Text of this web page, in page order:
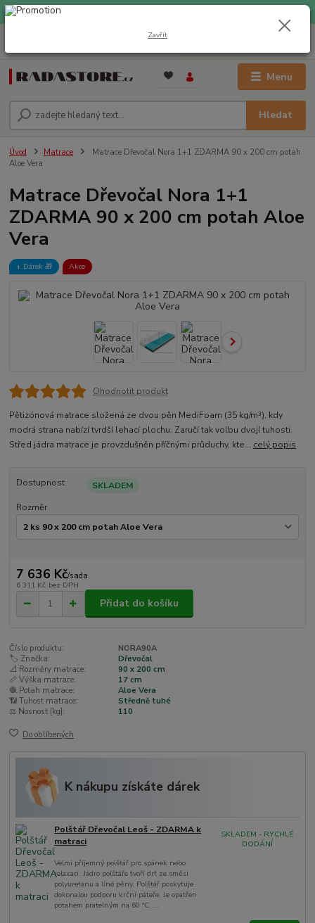
EXPRESNÍ DOPRAVA ZDARMA při nákupu nad 1000 Kč
Menu
Hledat
Úvod Matrace
Matrace Dřevočal Nora 1+1 ZDARMA 90 x 200 cm potah
Aloe Vera
Matrace Dřevočal Nora 1+1
ZDARMA 90 x 200 cm potah Aloe
Vera
+ Dárek️ 🎁 Akce
Ohodnotit produkt
Pětizónová matrace složená ze dvou pěn MediFoam (35 kg/m³), kdy
modrá strana nabízí tvrdší lehací plochu. Zaručí tak volbu dvojí tuhosti.
Střed jádra matrace je provzdušněn příčnými průduchy, kte... celý popis
Dostupnost
SKLADEM
Rozměr
7 636 Kč/sada
6 311 Kč bez DPH
Přidat do košíku
Číslo produktu:
NORA90A
🏷️ Značka:
Dřevočal
📐 Rozměry matrace:
90 x 200 cm
📏 Výška matrace:
17 cm
🧶 Potah matrace:
Aloe Vera
📶 Tuhost matrace:
Středně tuhé
⚖️ Nosnost [kg]:
110
Do oblíbených
K nákupu získáte dárek
Polštář Dřevočal Leoš - ZDARMA k
matraci
Velmi příjemný polštář pro spánek nebo
relaxaci. Jádro polštáře tvoří drť ze směsi
polyuretanu a líné pěny. Polštář poskytuje
dokonalou podporu krční páteře. Je opatřen
potahem pratelným na 60 °C. ...
SKLADEM - RYCHLÉ
DODÁNÍ
Zavřít